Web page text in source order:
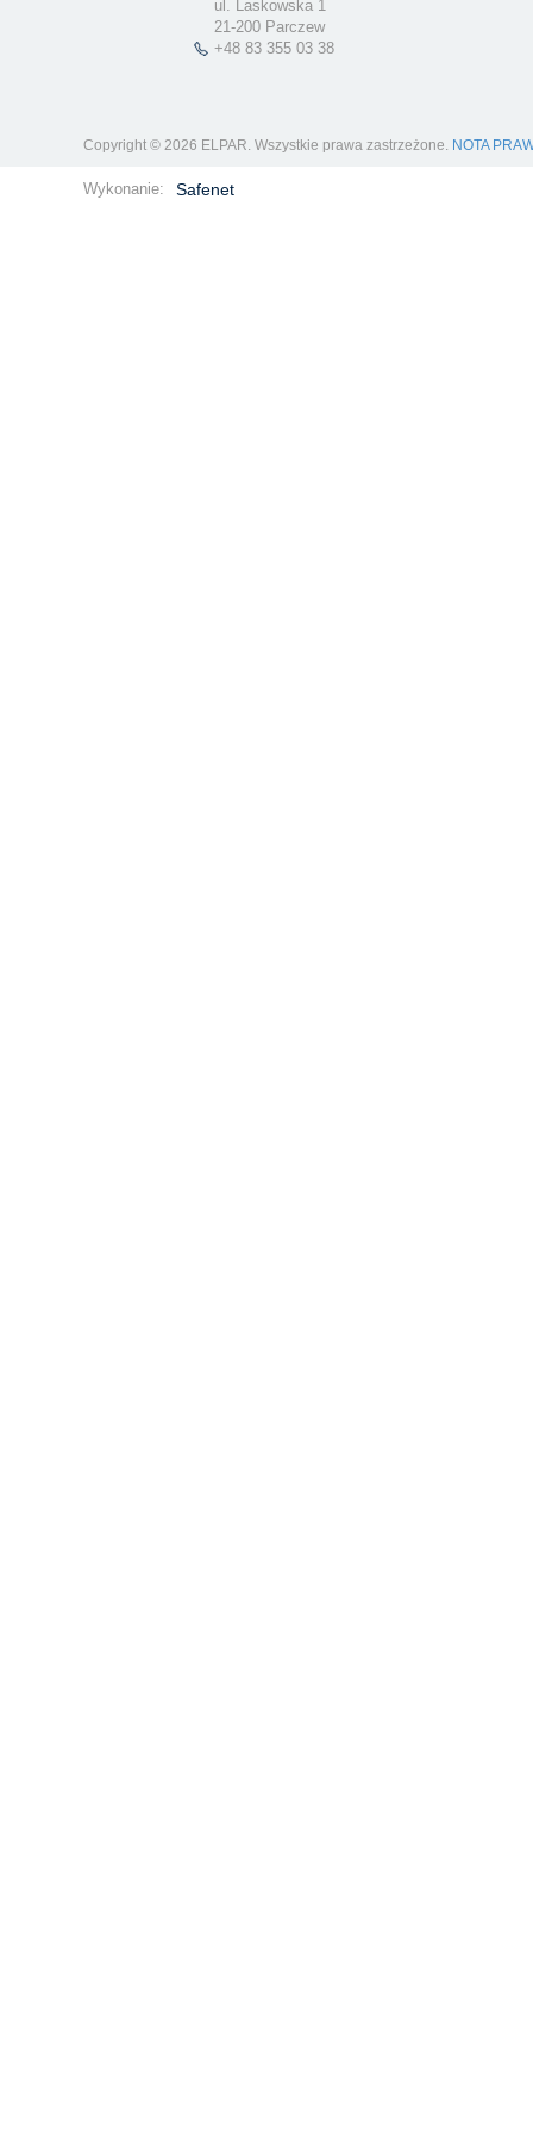
ul. Laskowska 1
21-200 Parczew
+48 83 355 03 38
Copyright © 2026 ELPAR. Wszystkie prawa zastrzeżone. NOTA
Wykonanie: Safenet